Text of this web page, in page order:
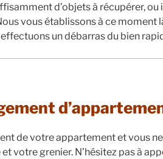
d’objets à récupérer,
vous établissons à ce moment
un débarras du bien
de votre appartement et vous
votre grenier. N’hésitez pas à